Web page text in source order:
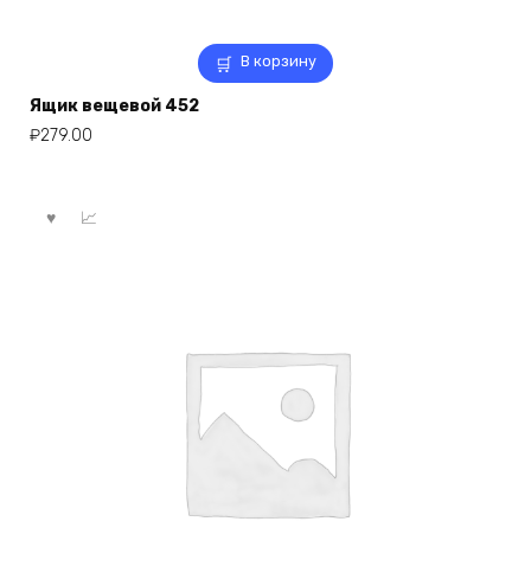
В корзину
Ящик вещевой 452
₽279.00